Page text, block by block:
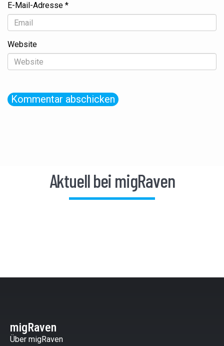
E-Mail-Adresse *
Website
Aktuell bei migRaven
migRaven
Über migRaven